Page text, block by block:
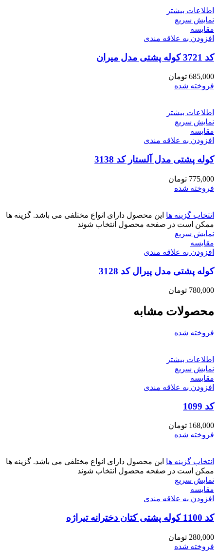
اطلاعات بیشتر
نمایش سریع
مقايسه
افزودن به علاقه مندی
کد 3721 کوله پشتی مدل میران
685,000 تومان
فروخته شده
اطلاعات بیشتر
نمایش سریع
مقايسه
افزودن به علاقه مندی
کوله پشتی مدل آلستار کد 3138
775,000 تومان
فروخته شده
انتخاب گزینه ها این محصول دارای انواع مختلفی می باشد. گزینه ها
ممکن است در صفحه محصول انتخاب شوند
نمایش سریع
مقايسه
افزودن به علاقه مندی
کوله پشتی مدل پیرال کد 3128
780,000 تومان
محصولات مشابه
فروخته شده
اطلاعات بیشتر
نمایش سریع
مقايسه
افزودن به علاقه مندی
کد 1099
168,000 تومان
فروخته شده
انتخاب گزینه ها این محصول دارای انواع مختلفی می باشد. گزینه ها
ممکن است در صفحه محصول انتخاب شوند
نمایش سریع
مقايسه
افزودن به علاقه مندی
کد 1100 کوله پشتی کتان دخترانه تیراژه
280,000 تومان
فروخته شده